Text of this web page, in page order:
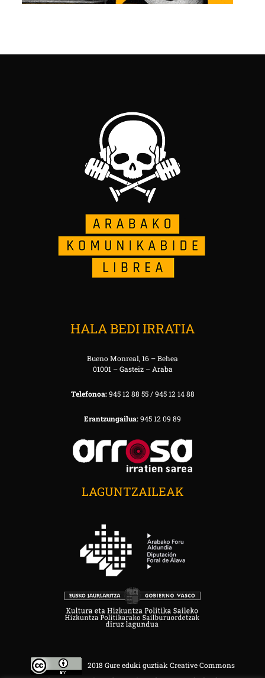
HALA BEDI IRRATIA
Bueno Monreal, 16 – Behea
01001 – Gasteiz – Araba
Telefonoa:945 12 88 55 / 945 12 14 88
Erantzungailua:945 12 09 89
LAGUNTZAILEAK
2018 Gure eduki guztiak Creative Commons